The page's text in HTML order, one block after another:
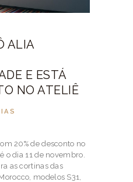
ALIA
E ESTÁ
NO ATELIÊ
20% de desconto no
o dia 11 de novembro.
as cortinas das
modelos S31,